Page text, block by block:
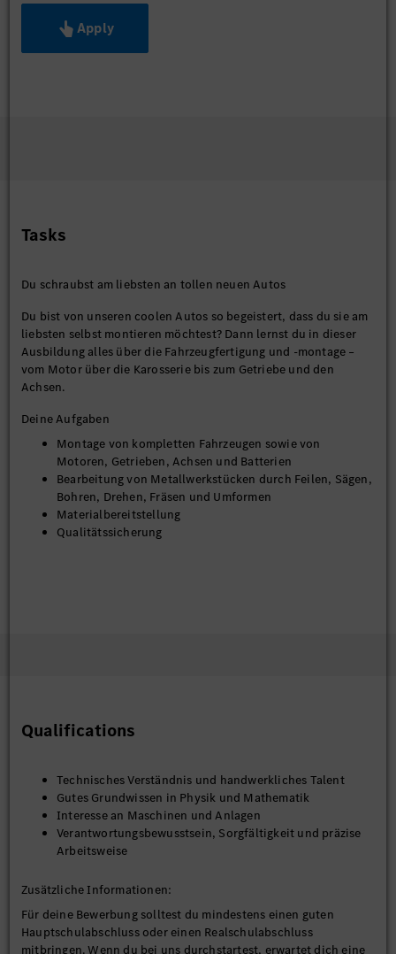
Apply
Tasks
Du schraubst am liebsten an tollen neuen Autos
Du bist von unseren coolen Autos so begeistert, dass du sie am
liebsten selbst montieren möchtest? Dann lernst du in dieser
Ausbildung alles über die Fahrzeugfertigung und -montage –
vom Motor über die Karosserie bis zum Getriebe und den
Achsen.
Deine Aufgaben
Montage von kompletten Fahrzeugen sowie von
Motoren, Getrieben, Achsen und Batterien
Bearbeitung von Metallwerkstücken durch Feilen, Sägen,
Bohren, Drehen, Fräsen und Umformen
Materialbereitstellung
Qualitätssicherung
Qualifications
Technisches Verständnis und handwerkliches Talent
Gutes Grundwissen in Physik und Mathematik
Interesse an Maschinen und Anlagen
Verantwortungsbewusstsein, Sorgfältigkeit und präzise
Arbeitsweise
Zusätzliche Informationen:
Für deine Bewerbung solltest du mindestens einen guten
Hauptschulabschluss oder einen Realschulabschluss
mitbringen. Wenn du bei uns durchstartest, erwartet dich eine